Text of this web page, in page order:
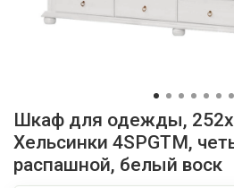
Шкаф для одежды,
Хельсинки 4SPGTM,
распашной, белый воск